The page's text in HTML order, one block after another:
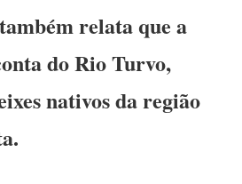
relata que a
do Rio Turvo,
nativos da região